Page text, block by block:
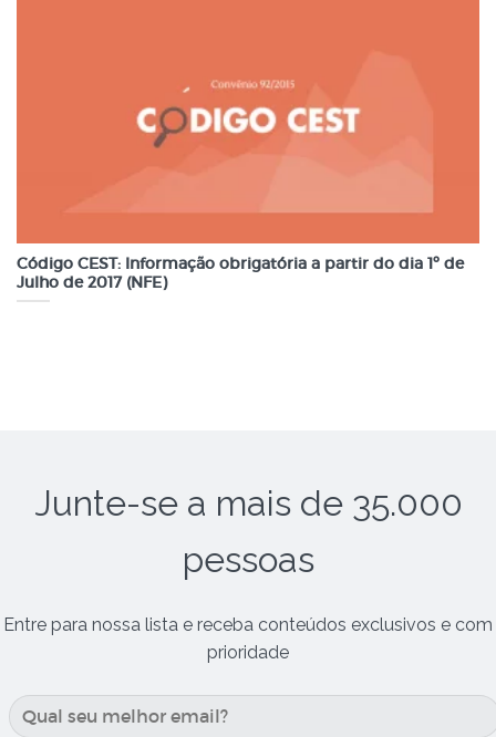
Código CEST: Informação obrigatória a partir do dia 1º de
Julho de 2017 (NFE)
Junte-se a mais de 35.000
pessoas
Entre para nossa lista e receba conteúdos exclusivos e com
prioridade